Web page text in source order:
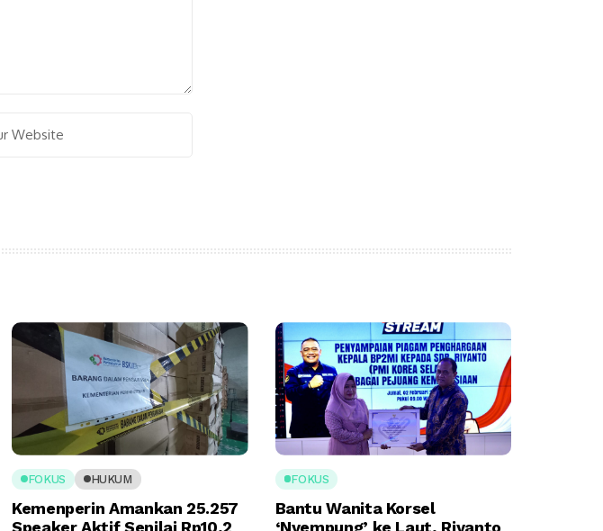
FOKUS HUKUM
Kemenperin Amankan 25.257
Speaker Aktif Senilai Rp10,2
FOKUS
Bantu Wanita Korsel
‘Nyempung’ ke Laut, Riyanto